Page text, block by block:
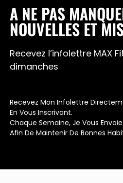
A NE PAS
NOUVELLES ET
Recevez l’infolettre MAX
dimanches
Recevez Mon Infolettre
En Vous Inscrivant.
Chaque Semaine, Je Vous
Afin De Maintenir De Bonnes